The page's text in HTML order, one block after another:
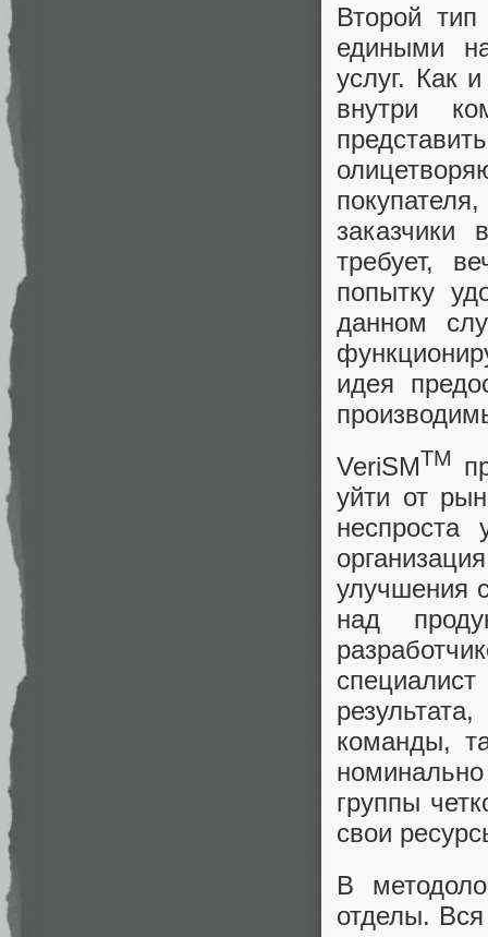
Второй тип
едиными
услуг. Как
внутри
заказчики
требует,
попытку
данном
идея
VeriSMTM
уйти от
неспроста
улучшения
над
команды,
группы
свои
В
отделы.